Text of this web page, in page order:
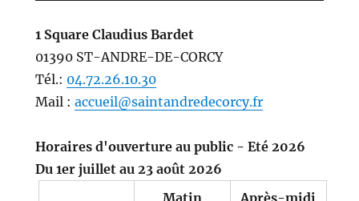
1 Square Claudius Bardet
01390 ST-ANDRE-DE-CORCY
Tél.: 04.72.26.10.30
Mail : accueil@saintandredecorcy.fr
Horaires d'ouverture au public - Eté 2026
Du 1er juillet au 23 août 2026